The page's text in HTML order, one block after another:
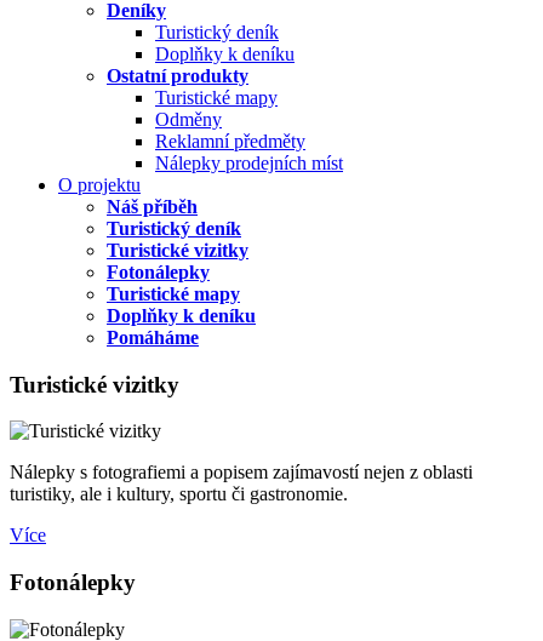
Deníky
Turistický deník
Doplňky k deníku
Ostatní produkty
Turistické mapy
Odměny
Reklamní předměty
Nálepky prodejních míst
O projektu
Náš příběh
Turistický deník
Turistické vizitky
Fotonálepky
Turistické mapy
Doplňky k deníku
Pomáháme
Turistické vizitky
Nálepky s fotografiemi a popisem zajímavostí nejen z oblasti
turistiky, ale i kultury, sportu či gastronomie.
Více
Fotonálepky